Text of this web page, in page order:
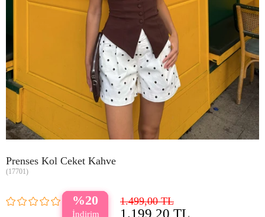
Prenses Kol Ceket Kahve
(17701)
20 1.499,00 TL
1.199,20 TL